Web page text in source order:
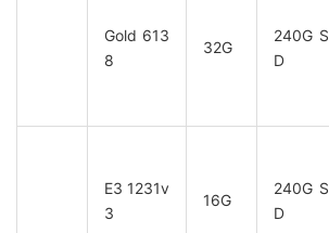
Gold 613
8
32G
240G
D
E3 1231v
3
16G
240G
D